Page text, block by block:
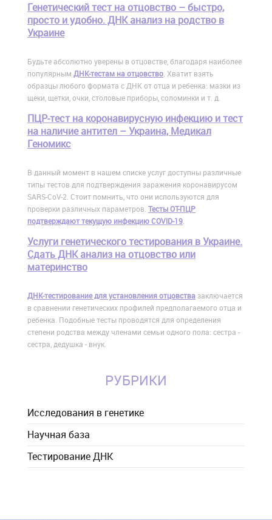
Генетический тест на отцовство – быстро,
просто и удобно. ДНК анализ на родство в
Украине
Будьте абсолютно уверены в отцовстве, благодаря наиболее
популярным ДНК-тестам на отцовство. Хватит взять
образцы любого формата с ДНК от отца и ребенка: мазки из
щеки, щетки, очки, столовые приборы, соломинки и т. д.
ПЦР-тест на коронавирусную инфекцию и тест
на наличие антител – Украина, Медикал
Геномикс
В данный момент в нашем списке услуг доступны различные
типы тестов для подтверждения заражения коронавирусом
SARS-CoV-2. Стоит помнить, что они используются для
проверки различных параметров. Тесты ОТ-ПЦР
подтверждают текущую инфекцию COVID-19.
Услуги генетического тестирования в Украине.
Сдать ДНК анализ на отцовство или
материнство
ДНК-тестирование для установления отцовствазаключается
в сравнении генетических профилей предполагаемого отца и
ребенка. Подобные тесты проводятся для определения
степени родства между членами семьи одного пола: сестра -
сестра, дедушка - внук.
РУБРИКИ
Исследования в генетике
Научная база
Тестирование ДНК